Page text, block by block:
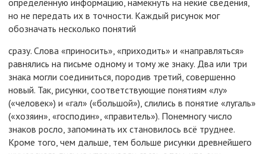
но не передать их в точности. Каждый рисунок мог
обозначать несколько понятий
сразу. Слова «приносить», «приходить» и «направляться»
равнялись на письме одному и тому же знаку. Два или три
знака могли соединиться, породив третий, совершенно
новый. Так, рисунки, соответствующие понятиям «лу»
(«человек») и «гал» («большой»), слились в понятие «лугаль»
(«хозяин», «господин», «правитель»). Понемногу число
знаков росло, запоминать их становилось всё труднее.
Кроме того, чем дальше, тем больше рисунки древнейшего